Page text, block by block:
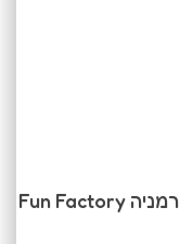
ויברטור פרימיום תוצרת פאן פקטורי גרמניה Fun Factory